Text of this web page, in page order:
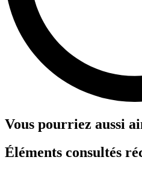
Vous pourriez aussi
Éléments consultés